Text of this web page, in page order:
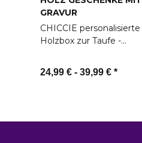
GRAVUR
CHICCIE personalisierte
Holzbox zur Taufe -
Aufbewahrungsbox
24,99 € - 39,99 € *